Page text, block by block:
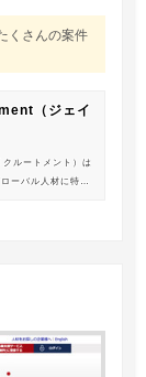
くさんの案件
（ジェイ
ルートメント）は
ーバル人材に特化